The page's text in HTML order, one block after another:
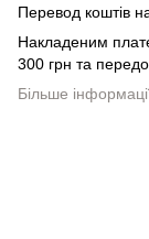
Перевод коштів
Накладеним
300 грн та
Більше